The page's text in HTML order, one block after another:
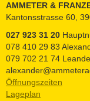
AMMETER &
Kantonsstrasse 60,
027 923 31 20
078 410 29 83
079 702 21 74
Öffnungszeiten
Lageplan